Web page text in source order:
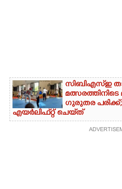
സിബിഎസ്‌ഇ
മത്സരത്തിനിടെ
ഗുരുതര
എയ‌ർലിഫ്‌റ്റ് ചെയ്‌ത്